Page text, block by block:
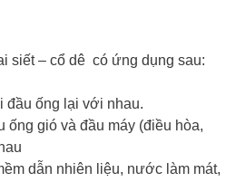
siết – cổ dê có ứng dụng sau:
đầu ống lại với nhau.
ống gió và đầu máy (điều hòa,
dẫn nhiên liệu, nước làm mát,